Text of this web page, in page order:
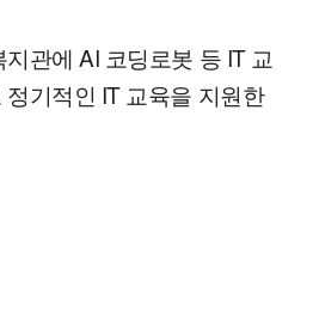
관에 AI 코딩로봇 등 IT 교
기적인 IT 교육을 지원한